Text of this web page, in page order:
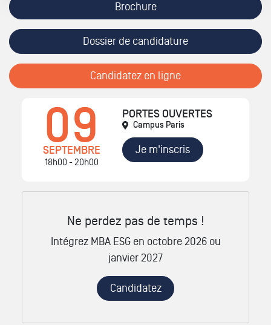
Brochure
Dossier de candidature
Candidatez en ligne
09
SEPTEMBRE
18h00 - 20h00
PORTES OUVERTES
Campus Paris
Je m'inscris
Ne perdez pas de temps !
Intégrez MBA ESG en octobre 2026 ou
janvier 2027
Candidatez